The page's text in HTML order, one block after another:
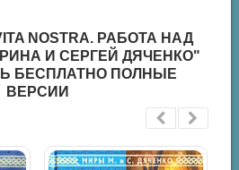
NOSTRA. РАБОТА НАД
И СЕРГЕЙ ДЯЧЕНКО"
БЕСПЛАТНО ПОЛНЫЕ
ВЕРСИИ